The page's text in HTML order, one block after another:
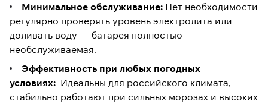
Минимальное обслуживание: Нет необходимости
регулярно проверять уровень электролита или
доливать воду — батарея полностью
необслуживаемая.
Эффективность при любых погодных
условиях: Идеальны для российского климата,
стабильно работают при сильных морозах и высоких